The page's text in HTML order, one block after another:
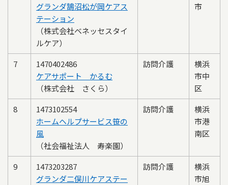
グランダ鵠沼松が岡ケアス
テーション
（株式会社ベネッセスタイ
ルケア）
市
7
1470402486
ケアサポート かるむ
（株式会社 さくら）
訪問介護
横浜
市中
区
8
1473102554
ホームヘルプサービス笹の
風
（社会福祉法人 寿楽園）
訪問介護
横浜
市港
南区
9
1473203287
グランダ二俣川ケアステー
訪問介護
横浜
市旭